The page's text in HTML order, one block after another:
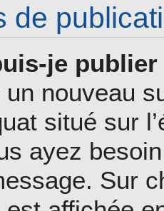
de
je
un nouveau
situé sur
ayez
Sur